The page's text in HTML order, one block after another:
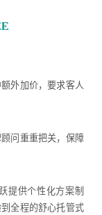
外加价，要求客人
问重重把关，保障
提供个性化方案制
全程的舒心托管式